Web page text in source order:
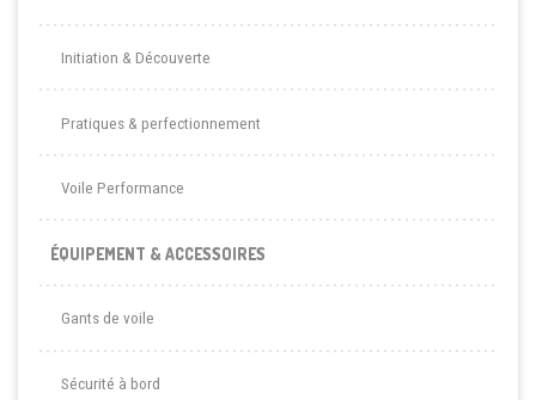
Initiation & Découverte
Pratiques & perfectionnement
Voile Performance
ÉQUIPEMENT & ACCESSOIRES
Gants de voile
Sécurité à bord